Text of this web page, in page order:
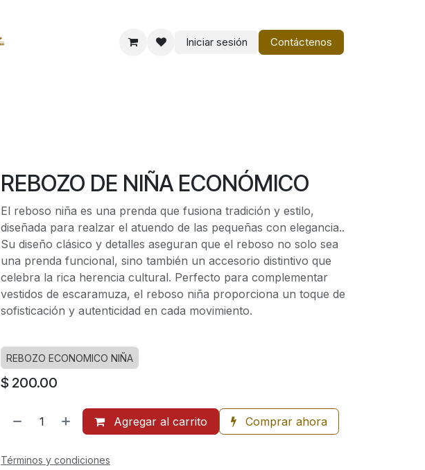
Iniciar sesión Contáctenos
REBOZO DE NIÑA ECONÓMICO
El reboso niña es una prenda que fusiona tradición y estilo,
diseñada para realzar el atuendo de las pequeñas con elegancia..
Su diseño clásico y detalles aseguran que el reboso no solo sea
una prenda funcional, sino también un accesorio distintivo que
celebra la rica herencia cultural. Perfecto para complementar
vestidos de escaramuza, el reboso niña proporciona un toque de
sofisticación y autenticidad en cada movimiento.
REBOZO ECONOMICO NIÑA
$ 200.00
Agregar al carrito Comprar ahora
Términos y condiciones